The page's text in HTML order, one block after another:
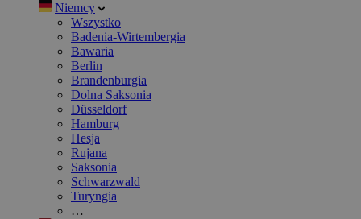
Niemcy
Wszystko
Badenia-Wirtembergia
Bawaria
Berlin
Brandenburgia
Dolna Saksonia
Düsseldorf
Hamburg
Hesja
Rujana
Saksonia
Schwarzwald
Turyngia
…